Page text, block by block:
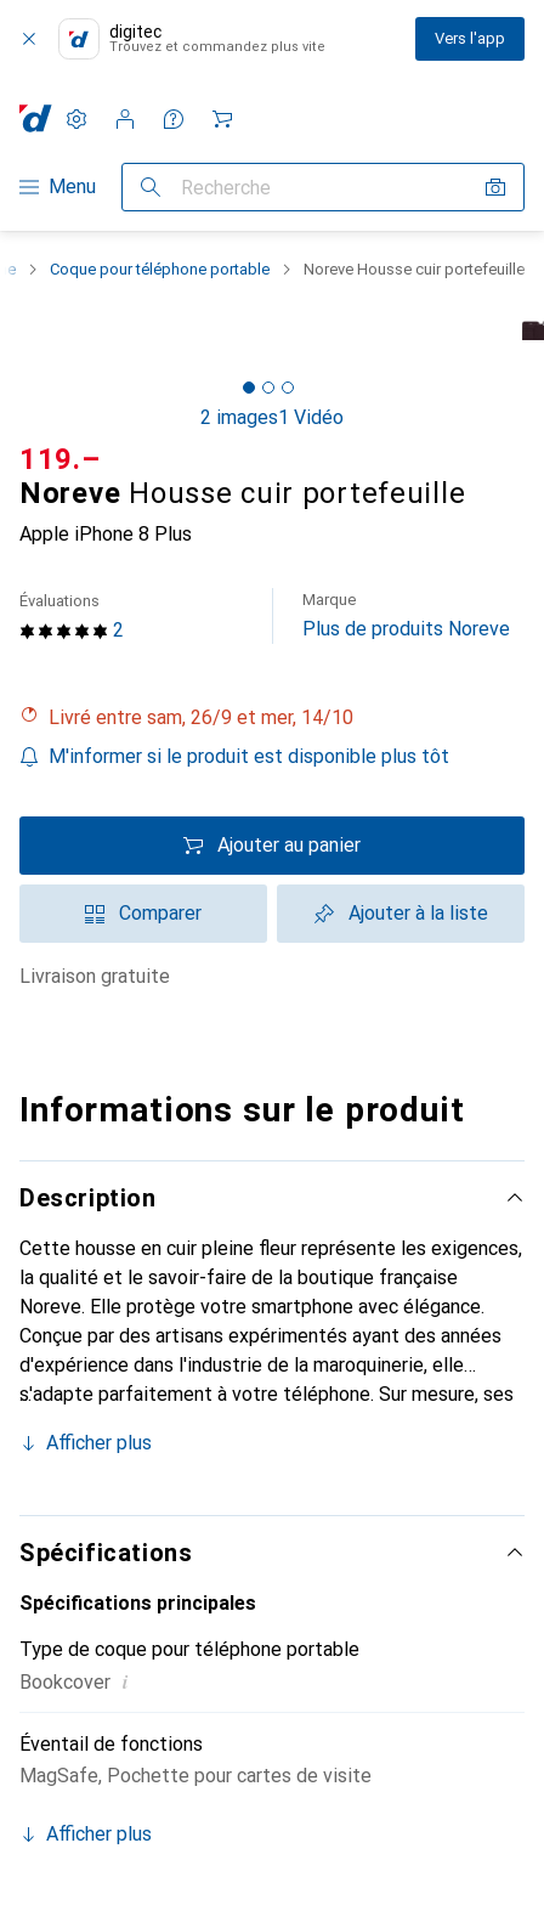
digitec
Trouvez et commandez plus vite Vers l'app
Navigation par catégorie
Menu Recherche
Paramètres
Compte client
Listes de comparaison
Listes d'envies
Panier
Coque pour téléphone portable Noreve Housse cuir portefeuille
2 images1 Vidéo
Noreve Housse cuir portefeuille
Apple iPhone 8 Plus
CHF
119.–
2
Évaluations Marque
Plus de produits Noreve
Livré entre sam, 26/9 et mer, 14/10
M'informer si le produit est disponible plus tôt
Ajouter au panier
Comparer Ajouter à la liste
livraison gratuite
Informations sur le produit
Description
Cette housse en cuir pleine fleur représente les exigences,
la qualité et le savoir-faire de la boutique française
Noreve. Elle protège votre smartphone avec élégance.
Conçue par des artisans expérimentés ayant des années
d'expérience dans l'industrie de la maroquinerie, elle
s'adapte parfaitement à votre téléphone. Sur mesure, ses
Elle devient un accessoire chic et indispensable pour votre
produits de haute qualité, la marque Noreve est un choix
fiable pour une clientèle exigeante.
Afficher plus
Spécifications
Spécifications principales
Type de coque pour téléphone portable
Bookcover i
Éventail de fonctions
MagSafe, Pochette pour cartes de visite
Afficher plus